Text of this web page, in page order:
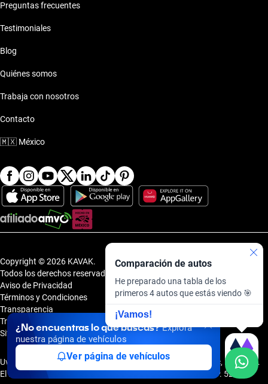
¿No encuentras lo que buscas? Explora
nuestra página de vehículos
Ver página de vehículos
Comparación de autos
He preparado una tabla de los
primeros 4 autos que estás viendo 🎯
¡Vamos!
Preguntas frecuentes
Testimoniales
Blog
Quiénes somos
Trabaja con nosotros
Contacto
🇲🇽 México
Copyright © 2026 KAVAK.
Todos los derechos reservados.
Aviso de Privacidad
Términos y Condiciones
Transparencia
Transparencia Financiera
Sitemap
Uvi Tech, S.A.P.I. de C.V., Carretera Amomolulco - Capulhuac, No. 1 Col.
El Panteón, Lerma de Villada, Estado de México, México, C.P. 52005